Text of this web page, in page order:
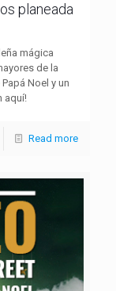
planeada
mágica
de la
Noel y un
aquí!
Read more